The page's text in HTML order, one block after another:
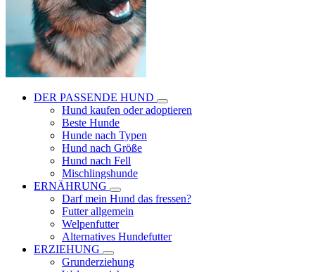
DER PASSENDE HUND
Hund kaufen oder adoptieren
Beste Hunde
Hunde nach Typen
Hund nach Größe
Hund nach Fell
Mischlingshunde
ERNÄHRUNG
Darf mein Hund das fressen?
Futter allgemein
Welpenfutter
Alternatives Hundefutter
ERZIEHUNG
Grunderziehung